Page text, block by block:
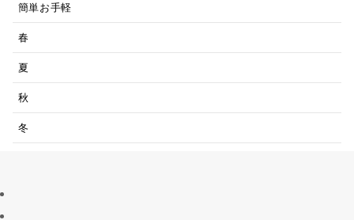
簡単お手軽
春
夏
秋
冬